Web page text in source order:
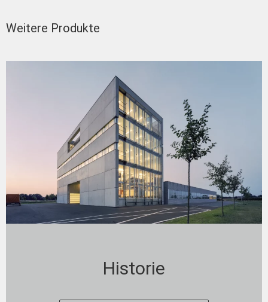
Weitere Produkte
Historie